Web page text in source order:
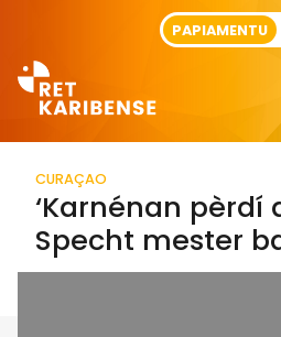
PAPIAMENTU
CURAÇAO
‘Karnénan pèrdí
Specht mester